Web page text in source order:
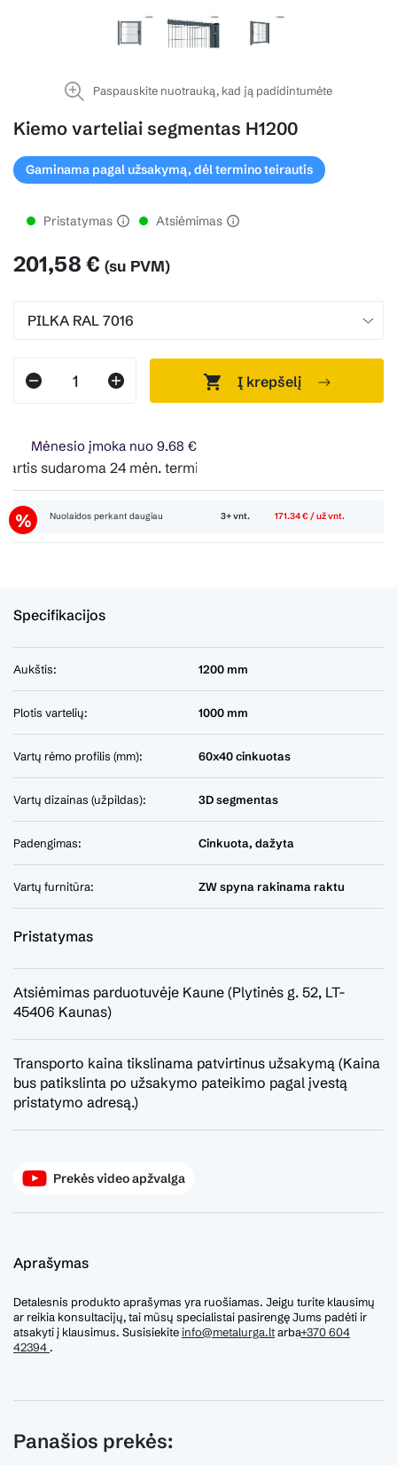
Paspauskite nuotrauką, kad ją padidintumėte
Kiemo varteliai segmentas H1200
Gaminama pagal užsakymą, dėl termino teirautis
Pristatymas Atsiėmimas
201,58 € (su PVM)
Į krepšelį
Mėnesio įmoka nuo 9.68 €
24 mėn. terminui, metinė palūkanų norma –
Nuolaidos perkant daugiau 3+ vnt. 171.34 € / už vnt.
Aprašymas
Detalesnis produkto aprašymas yra ruošiamas. Jeigu turite klausimų
ar reikia konsultacijų, tai mūsų specialistai pasirengę Jums padėti ir
atsakyti į klausimus. Susisiekiteinfo@metalurga.ltarba+370 604
42394 .
Specifikacijos
Aukštis: 1200 mm
Plotis vartelių: 1000 mm
Vartų rėmo profilis (mm): 60x40 cinkuotas
Vartų dizainas (užpildas): 3D segmentas
Padengimas: Cinkuota, dažyta
Vartų furnitūra: ZW spyna rakinama raktu
Pristatymas
Atsiėmimas parduotuvėje Kaune (Plytinės g. 52, LT-
45406 Kaunas)
Transporto kaina tikslinama patvirtinus užsakymą (Kaina
bus patikslinta po užsakymo pateikimo pagal įvestą
pristatymo adresą.)
Prekės video apžvalga
Panašios prekės: